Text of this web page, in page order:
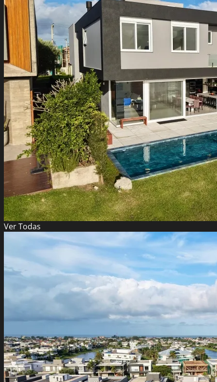
VerTodas